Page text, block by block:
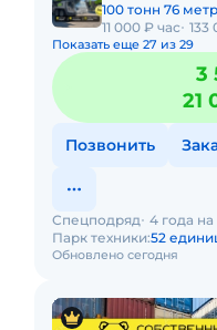
100 тонн 76
11 000 ₽ час 133
Показать еще 27 из 29
3
21
Позвонить
Обновлено сегодня
Спецподряд 4 года
Парк техники:52